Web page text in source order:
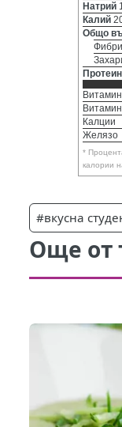
Натрий
Калий
Общо
Протеин
Калции
Желязо
*
калории
#вкусна
Още от